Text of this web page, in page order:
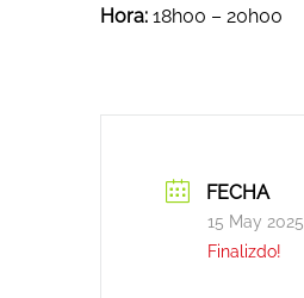
Hora: 18h00 – 20h00
FECHA
15 May 2025
Finalizdo!